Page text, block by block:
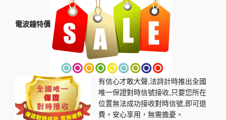
電波鐘特價
有信心才敢大聲,法詩計時推出全國
唯一保證對時信號接收,只要您所在
位置無法成功接收對時信號,即可退
費。安心享用，無需擔憂。